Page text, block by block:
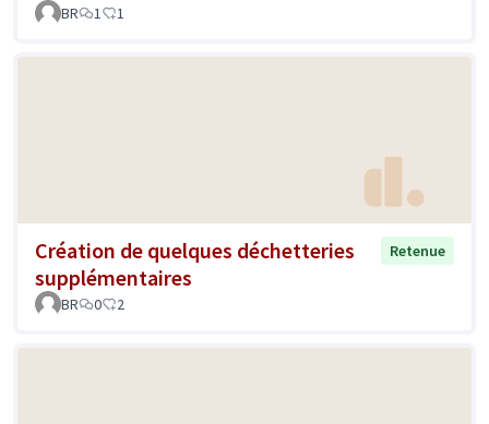
BR
1 1
Création de quelques déchetteries
supplémentaires
Retenue
BR 0 2